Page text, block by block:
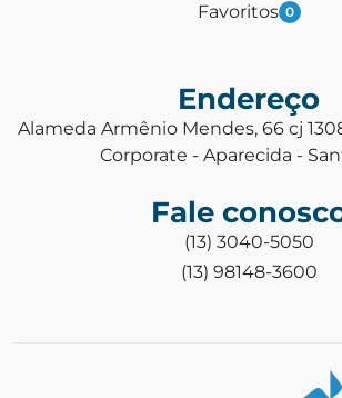
Favoritos 0
Endereço
Alameda Armênio Mendes, 66 cj
Corporate - Aparecida -
Fale
(13) 3040-5050
(13) 98148-3600